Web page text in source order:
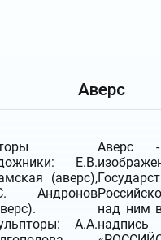
Аверс
Е.В.
(аверс),
Андронов
А.А.
Аверс -
над ним